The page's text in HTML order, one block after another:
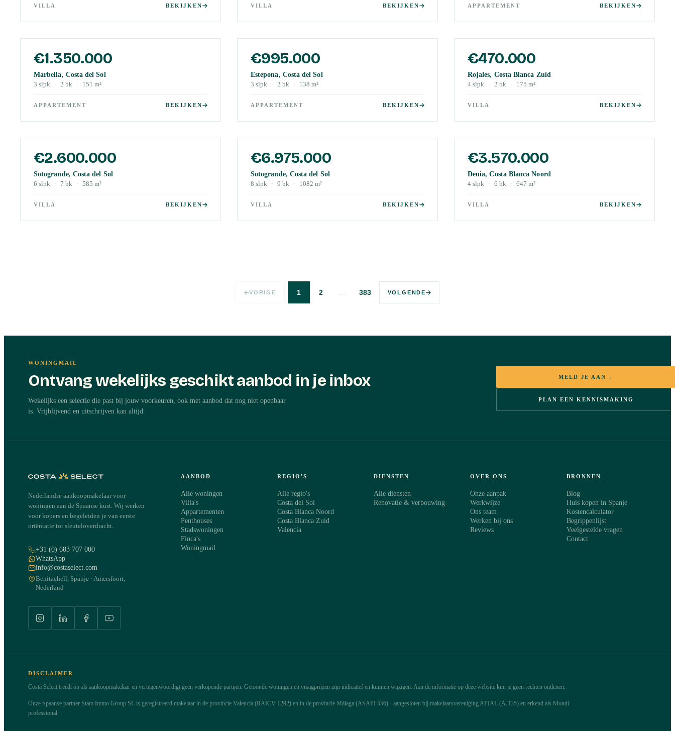
VILLA BEKIJKEN VILLA BEKIJKEN APPARTEMENT BEKIJKEN
€1.350.000
Marbella, Costa del Sol
3 slpk · 2 bk · 151 m²
APPARTEMENT BEKIJKEN
€995.000
Estepona, Costa del Sol
3 slpk · 2 bk · 138 m²
APPARTEMENT BEKIJKEN
€470.000
Rojales, Costa Blanca Zuid
4 slpk · 2 bk · 175 m²
VILLA BEKIJKEN
€2.600.000
Sotogrande, Costa del Sol
6 slpk · 7 bk · 585 m²
VILLA BEKIJKEN
€6.975.000
Sotogrande, Costa del Sol
8 slpk · 9 bk · 1082 m²
VILLA BEKIJKEN
€3.570.000
Denia, Costa Blanca Noord
4 slpk · 6 bk · 647 m²
VILLA BEKIJKEN
VORIGE 1 2 … 383 VOLGENDE
WONINGMAIL
Ontvang wekelijks geschikt aanbod in je inbox
Wekelijks een selectie die past bij jouw voorkeuren, ook met aanbod dat nog niet openbaar
is. Vrijblijvend en uitschrijven kan altijd.
MELD JE AAN →
PLAN EEN KENNISMAKING
Nederlandse aankoopmakelaar voor
woningen aan de Spaanse kust. Wij werken
voor kopers en begeleiden je van eerste
oriëntatie tot sleuteloverdracht.
+31 (0) 683 707 000
WhatsApp
info@costaselect.com
Benitachell, Spanje · Amersfoort,
Nederland
AANBOD
Alle woningen
Villa's
Appartementen
Penthouses
Stadswoningen
Finca's
Woningmail
REGIO'S
Alle regio's
Costa del Sol
Costa Blanca Noord
Costa Blanca Zuid
Valencia
DIENSTEN
Alle diensten
Renovatie & verbouwing
OVER ONS
Onze aanpak
Werkwijze
Ons team
Werken bij ons
Reviews
BRONNEN
Blog
Huis kopen in Spanje
Kostencalculator
Begrippenlijst
Veelgestelde vragen
Contact
DISCLAIMER
Costa Select treedt op als aankoopmakelaar en vertegenwoordigt geen verkopende partijen. Getoonde woningen en vraagprijzen zijn indicatief en kunnen wijzigen. Aan de informatie op deze website kun je geen rechten ontlenen.
Onze Spaanse partner Stam Immo Group SL is geregistreerd makelaar in de provincie Valencia (RAICV 1292) en in de provincie Málaga (ASAPI 556) · aangesloten bij makelaarsvereniging APIAL (A-135) en erkend als Mondi
professional